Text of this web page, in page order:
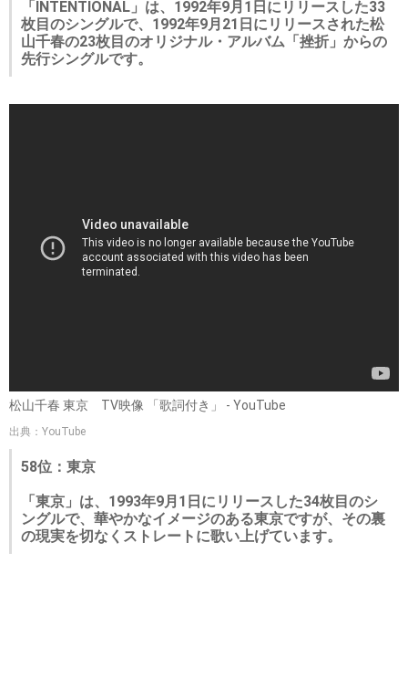
「INTENTIONAL」は、1992年9月1日にリリースした33
枚目のシングルで、1992年9月21日にリリースされた松
山千春の23枚目のオリジナル・アルバム「挫折」からの
先行シングルです。
松山千春 東京 TV映像 「歌詞付き」 - YouTube
出典：YouTube
58位：東京
「東京」は、1993年9月1日にリリースした34枚目のシ
ングルで、華やかなイメージのある東京ですが、その裏
の現実を切なくストレートに歌い上げています。